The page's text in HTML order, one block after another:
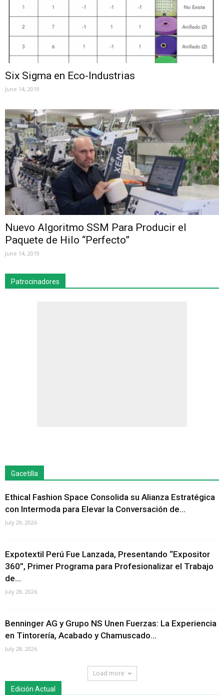
Six Sigma en Eco-Industrias
June 14, 2019
Nuevo Algoritmo SSM Para Producir el
Paquete de Hilo “Perfecto”
June 14, 2019
Patrocinadores
Gacetilla
Ethical Fashion Space Consolida su Alianza Estratégica
con Intermoda para Elevar la Conversación de...
July 29, 2026
Expotextil Perú Fue Lanzada, Presentando “Expositor
360”, Primer Programa para Profesionalizar el Trabajo
de...
July 28, 2026
Benninger AG y Grupo NS Unen Fuerzas: La Experiencia
en Tintorería, Acabado y Chamuscado...
July 28, 2026
Load more
Edición Actual